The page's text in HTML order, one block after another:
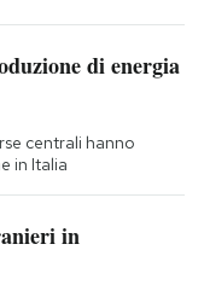
di energia
centrali hanno
in Italia
in